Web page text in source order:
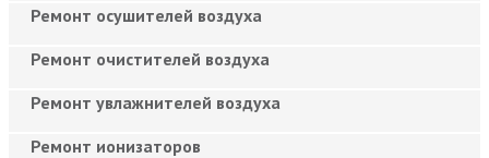
Ремонт осушителей воздуха
Ремонт очистителей воздуха
Ремонт увлажнителей воздуха
Ремонт ионизаторов